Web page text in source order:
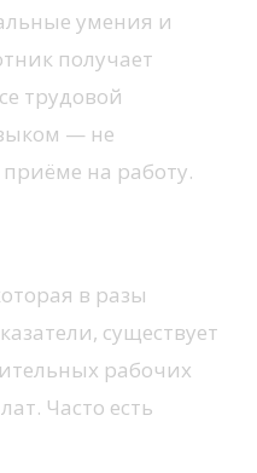
умения и
получает
трудовой
— не
на работу.
в разы
существует
рабочих
Часто есть